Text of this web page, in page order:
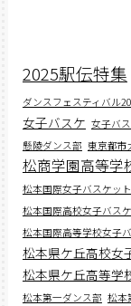
2025駅伝特集
ダンスフェスティバル
女子バスケ 女子バ
懸陵ダンス部 東京都市
松商学園高等学
松本国際女子バスケッ
松本国際高校女子バス
松本国際高等学校女子
松本県ケ丘高校女
松本県ケ丘高等学
松本第一ダンス部 松本